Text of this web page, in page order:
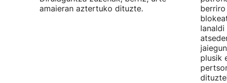
amaieran aztertuko dituzte.
plusik